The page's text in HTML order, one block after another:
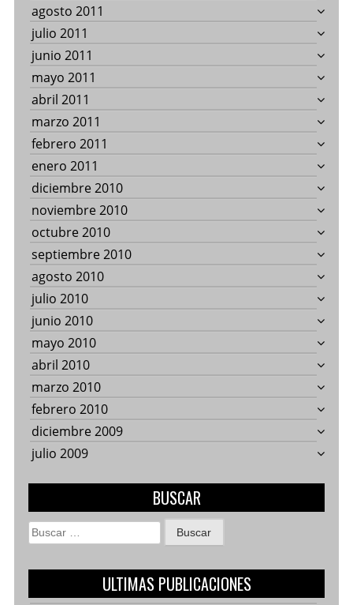
agosto 2011
julio 2011
junio 2011
mayo 2011
abril 2011
marzo 2011
febrero 2011
enero 2011
diciembre 2010
noviembre 2010
octubre 2010
septiembre 2010
agosto 2010
julio 2010
junio 2010
mayo 2010
abril 2010
marzo 2010
febrero 2010
diciembre 2009
julio 2009
BUSCAR
Buscar:
ULTIMAS PUBLICACIONES